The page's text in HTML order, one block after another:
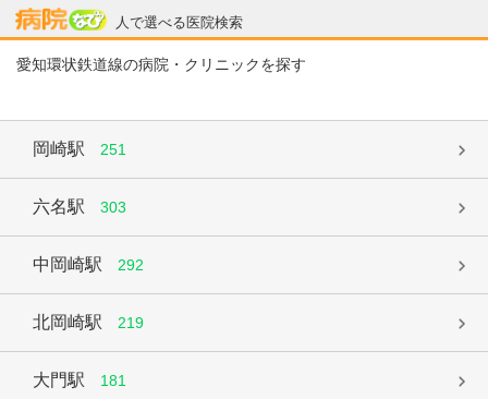
人で選べる医院検索
病院なび
愛知環状鉄道線の病院・クリニックを探す
岡崎駅 251
六名駅 303
中岡崎駅 292
北岡崎駅 219
大門駅 181